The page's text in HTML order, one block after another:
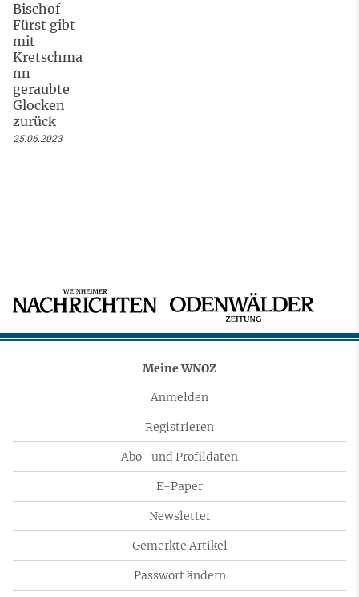
Bischof
Fürst gibt
mit
Kretschma
nn
geraubte
Glocken
zurück
25.06.2023
Meine WNOZ
Anmelden
Registrieren
Abo- und Profildaten
E-Paper
Newsletter
Gemerkte Artikel
Passwort ändern